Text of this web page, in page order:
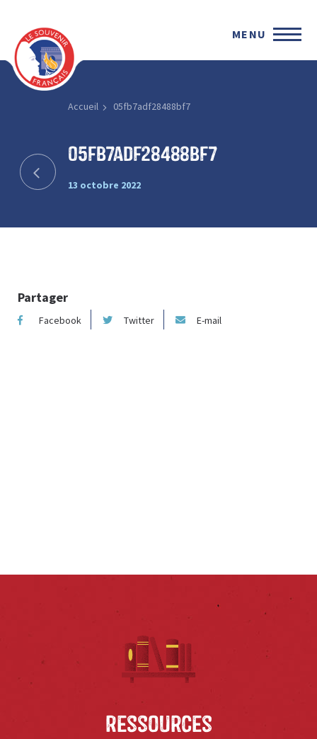
MENU
Accueil 05fb7adf28488bf7
05fb7adf28488bf7
13 octobre 2022
Partager
Facebook Twitter E-mail
Ressources